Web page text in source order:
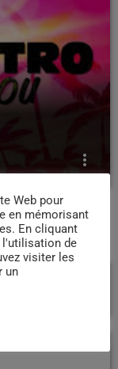
more_vert
close
Web pour
en mémorisant
En cliquant
l'utilisation de
visiter les
un